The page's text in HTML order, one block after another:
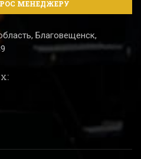
МЕНЕДЖЕРУ
Благовещенск,